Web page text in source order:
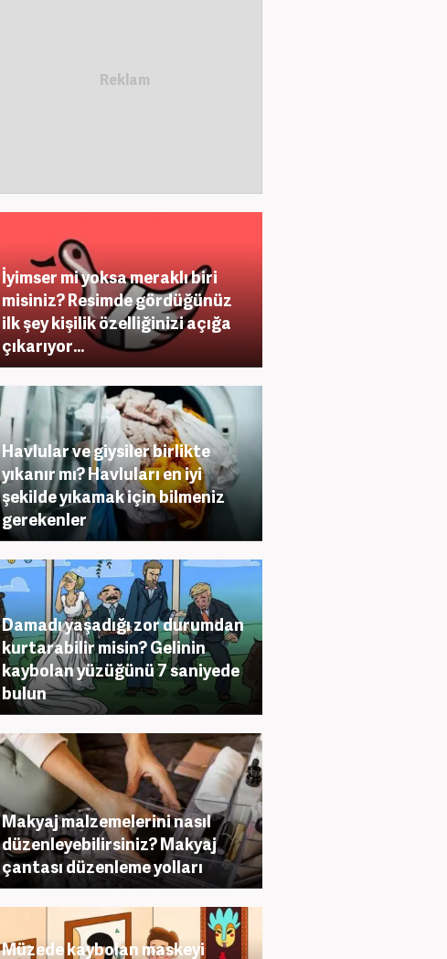
İyimser mi yoksa meraklı biri
misiniz? Resimde gördüğünüz
ilk şey kişilik özelliğinizi açığa
çıkarıyor…
Havlular ve giysiler birlikte
yıkanır mı? Havluları en iyi
şekilde yıkamak için bilmeniz
gerekenler
Damadı yaşadığı zor durumdan
kurtarabilir misin? Gelinin
kaybolan yüzüğünü 7 saniyede
bulun
Makyaj malzemelerini nasıl
düzenleyebilirsiniz? Makyaj
çantası düzenleme yolları
Müzede kaybolan maskeyi